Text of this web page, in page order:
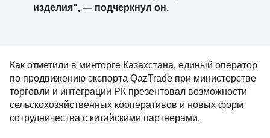
изделия", — подчеркнул он.
Как отметили в минторге Казахстана, единый оператор
по продвижению экспорта QazTrade при министерстве
торговли и интеграции РК презентовал возможности
сельскохозяйственных кооперативов и новых форм
сотрудничества с китайскими партнерами.